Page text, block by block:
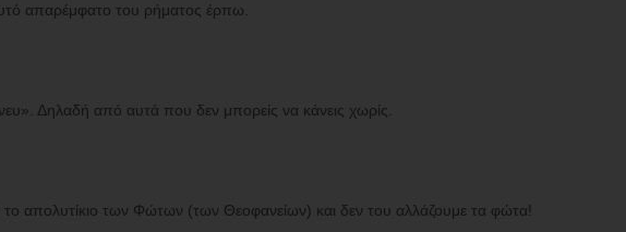
απαρέμφατο του ρήματος έρπω.
Δηλαδή από αυτά που δεν μπορείς να κάνεις χωρίς.
το απολυτίκιο των Φώτων (των Θεοφανείων) και δεν του αλλάζουμε τα φώτα!